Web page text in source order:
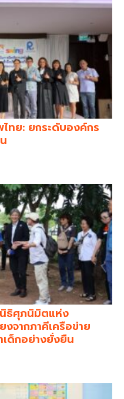
ทย: ยกระดับองค์กร
ธิศุภนิมิตแห่ง
จากภาคีเครือข่าย
ด็กอย่างยั่งยืน